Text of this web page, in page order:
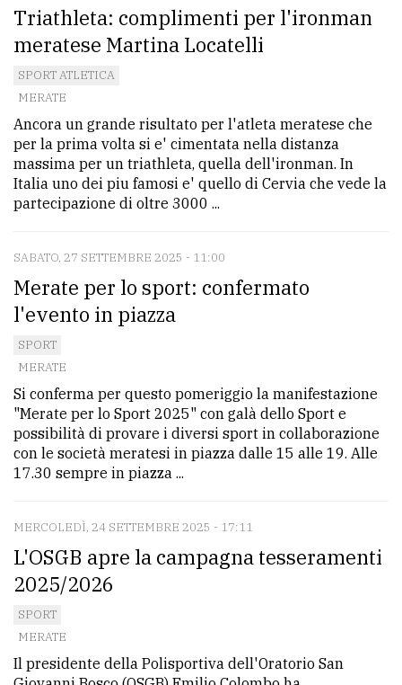
La
redazione
Scrivici
Per
la
tua
pubblicità
CERCA
Cerca
per
comune
Ricerca
avanzata
LE
PRIVACY
Privacy
Triathleta: complimenti per l'ironman
meratese Martina Locatelli
SPORT ATLETICA
MERATE
Ancora un grande risultato per l'atleta meratese che
per la prima volta si e' cimentata nella distanza
massima per un triathleta, quella dell'ironman. In
Italia uno dei piu famosi e' quello di Cervia che vede la
partecipazione di oltre 3000 ...
SABATO, 27 SETTEMBRE 2025 - 11:00
Merate per lo sport: confermato
l'evento in piazza
SPORT
MERATE
Si conferma per questo pomeriggio la manifestazione
"Merate per lo Sport 2025" con galà dello Sport e
possibilità di provare i diversi sport in collaborazione
con le società meratesi in piazza dalle 15 alle 19. Alle
17.30 sempre in piazza ...
MERCOLEDÌ, 24 SETTEMBRE 2025 - 17:11
L'OSGB apre la campagna tesseramenti
2025/2026
SPORT
MERATE
Il presidente della Polisportiva dell'Oratorio San